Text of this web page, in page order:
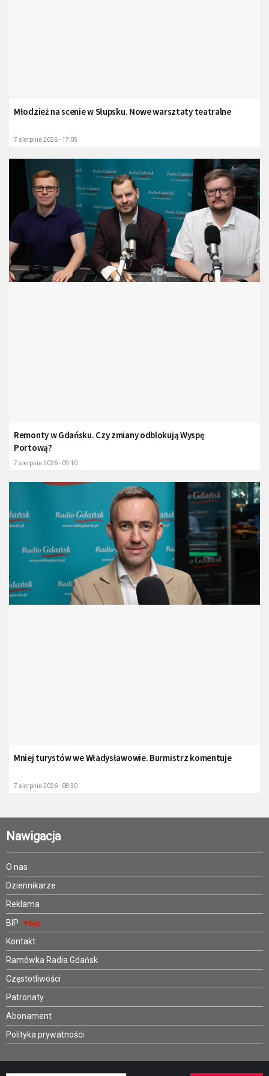
Młodzież na scenie w Słupsku. Nowe warsztaty teatralne
7 sierpnia 2026 - 17:05
Remonty w Gdańsku. Czy zmiany odblokują Wyspę
Portową?
7 sierpnia 2026 - 09:10
Mniej turystów we Władysławowie. Burmistrz komentuje
7 sierpnia 2026 - 08:30
Nawigacja
O nas
Dziennikarze
Reklama
BIP
Kontakt
Ramówka Radia Gdańsk
Częstotliwości
Patronaty
Abonament
Polityka prywatności